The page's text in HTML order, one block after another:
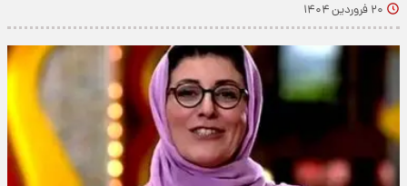
۲۰ فروردین ۱۴۰۴